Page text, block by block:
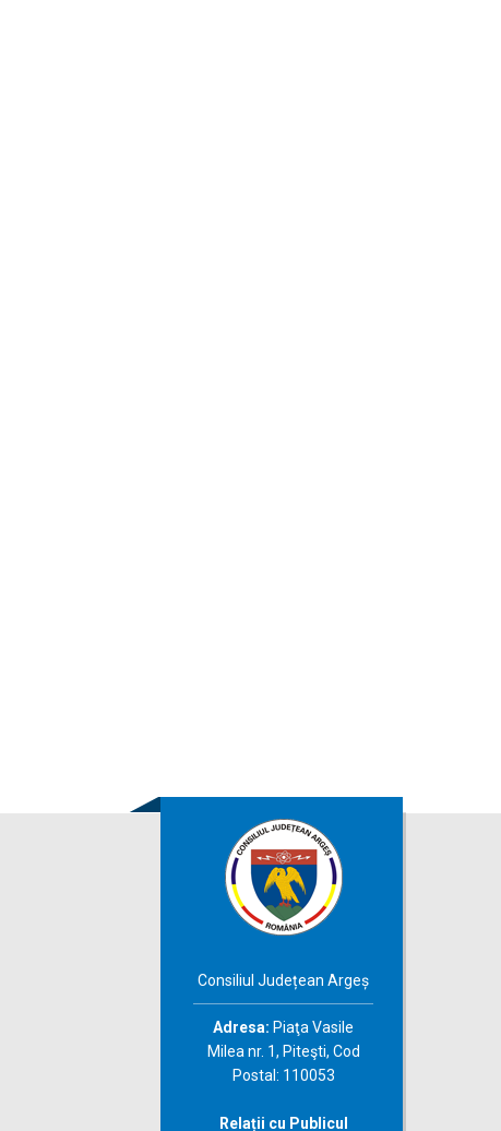
Consiliul Județean Argeș
Adresa: Piaţa Vasile
Milea nr. 1, Piteşti, Cod
Postal: 110053
Relații cu Publicul